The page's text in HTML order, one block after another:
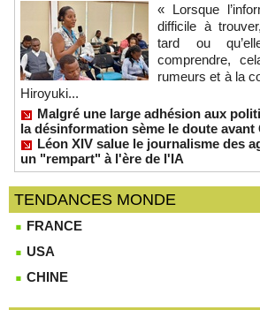
« Lorsque
difficile à
tard ou
comprendre,
rumeurs et à la
Hiroyuki...
Malgré une large adhésion aux
la désinformation sème le doute avant
Léon XIV salue le journalisme des
un "rempart" à l'ère de l'IA
TENDANCES MONDE
FRANCE
USA
CHINE